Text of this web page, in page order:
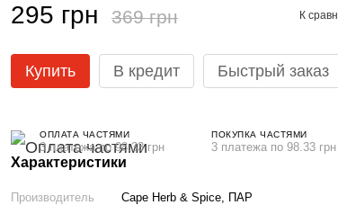
295 грн 369 грн К
Купить В кредит Быстрый заказ
ОПЛАТА ЧАСТЯМИ
3 платежа по 98.33 грн
ПОКУПКА ЧАСТЯМИ
3 платежа по 98.33 грн
Характеристики
Производитель
Cape Herb & Spice, ПАР